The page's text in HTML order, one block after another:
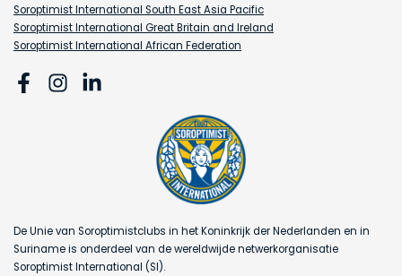
Soroptimist International South East Asia Pacific
Soroptimist International Great Britain and Ireland
Soroptimist International African Federation
De Unie van Soroptimistclubs in het Koninkrijk der Nederlanden en in
Suriname is onderdeel van de wereldwijde netwerkorganisatie
Soroptimist International (SI).